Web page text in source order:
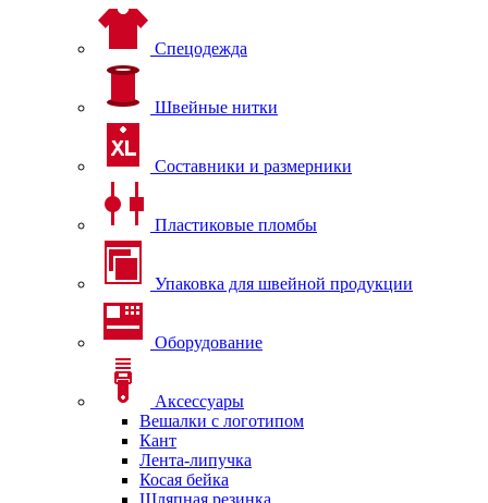
Спецодежда
Швейные нитки
Составники и размерники
Пластиковые пломбы
Упаковка для швейной продукции
Оборудование
Аксессуары
Вешалки с логотипом
Кант
Лента-липучка
Косая бейка
Шляпная резинка